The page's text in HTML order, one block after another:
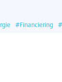
#Financiering #